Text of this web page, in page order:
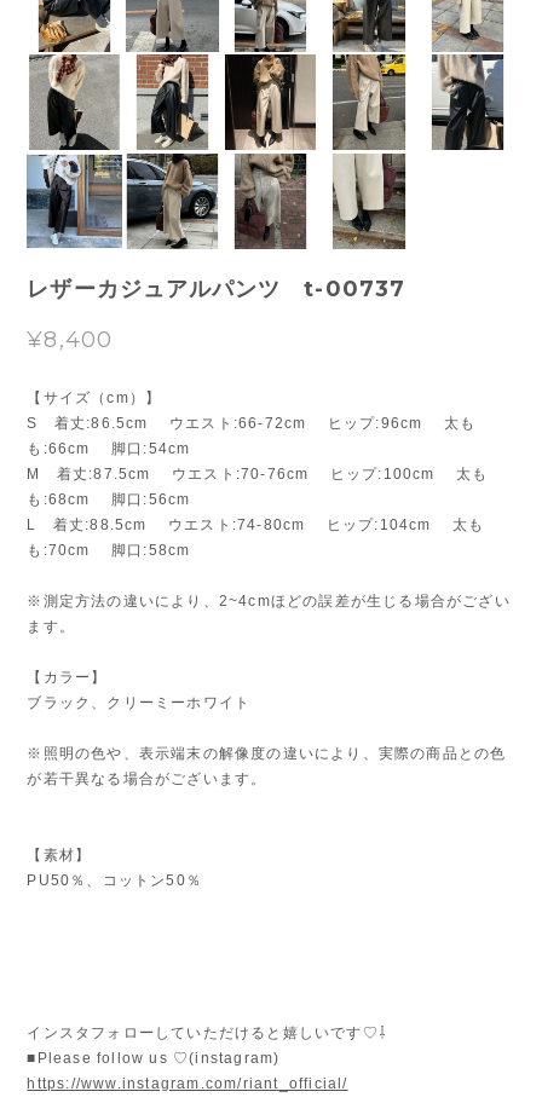
レザーカジュアルパンツ t-00737
¥8,400
【サイズ（cm）】
S 着丈:86.5cm ウエスト:66-72cm ヒップ:96cm 太も
も:66cm 脚口:54cm
M 着丈:87.5cm ウエスト:70-76cm ヒップ:100cm 太も
も:68cm 脚口:56cm
L 着丈:88.5cm ウエスト:74-80cm ヒップ:104cm 太も
も:70cm 脚口:58cm
※測定方法の違いにより、2~4cmほどの誤差が生じる場合がござい
ます。
【カラー】
ブラック、クリーミーホワイト
※照明の色や、表示端末の解像度の違いにより、実際の商品との色
が若干異なる場合がございます。
【素材】
PU50％、コットン50％
インスタフォローしていただけると嬉しいです♡⇩
■Please follow us ♡(instagram)
https://www.instagram.com/riant_official/